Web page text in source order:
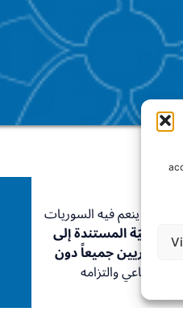
مستقبل ينعم فيه السوريات
المستندة إلى
والسّوريين جميعاً دون
والتزامه